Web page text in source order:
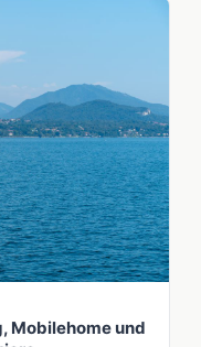
Mobilehome und